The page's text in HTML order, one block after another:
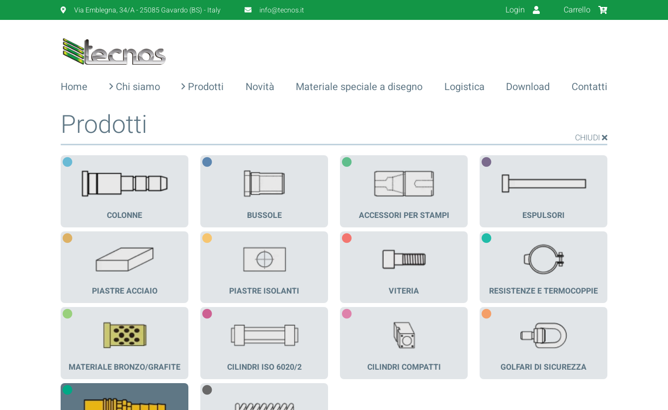
Via Emblegna, 34/A - 25085 Gavardo (BS) - Italy info@tecnos.it Login Carrello
Home Chi siamo Prodotti Novità Materiale speciale a disegno Logistica Download Contatti
Prodotti CHIUDI
COLONNE BUSSOLE ACCESSORI PER STAMPI ESPULSORI
PIASTRE ACCIAIO PIASTRE ISOLANTI VITERIA RESISTENZE E TERMOCOPPIE
MATERIALE BRONZO/GRAFITE CILINDRI ISO 6020/2 CILINDRI COMPATTI GOLFARI DI SICUREZZA